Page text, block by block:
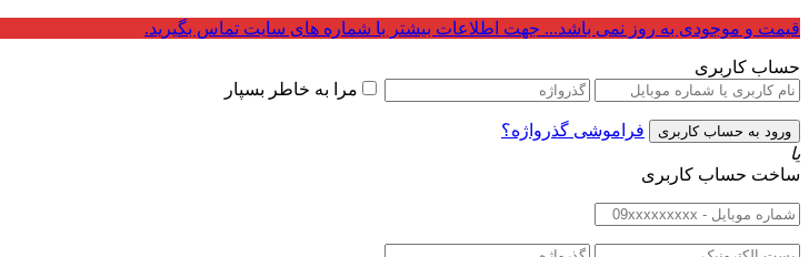
قیمت و موجودی به روز نمی باشد... جهت اطلاعات بیشتر با شماره های سایت تماس بگیرید.
حساب کاربری
مرا به خاطر بسپار
فراموشی گذرواژه؟
یا
ساخت حساب کاربری